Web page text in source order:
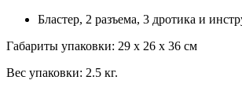
Бластер, 2 разъема, 3 дротика и
Габариты упаковки: 29 x 26 х 36 см
Вес упаковки: 2.5 кг.